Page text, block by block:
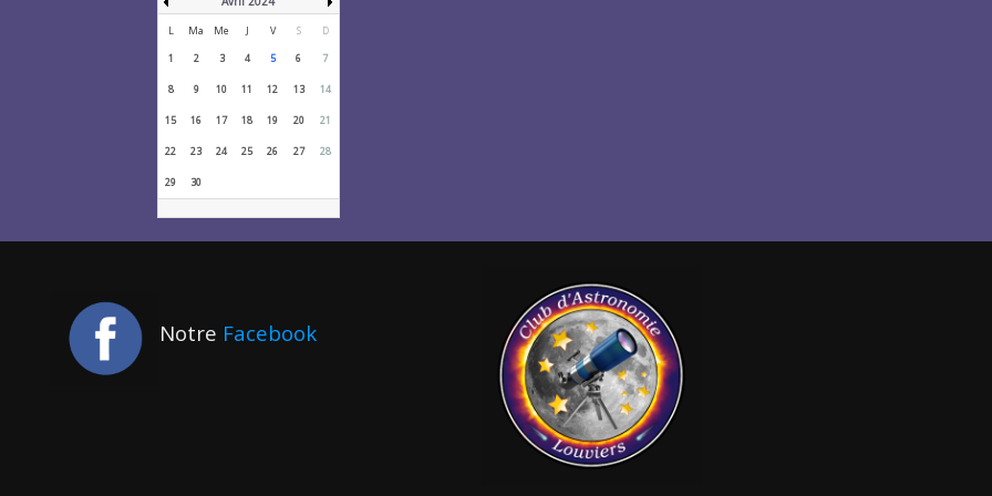
L Ma Me J V S
D
1
2 3 4 5 6 7
8 9 10 11 12 13 14
15 16 17 18 19 20 21
22 23 24 25 26 27 28
29 30
Notre Facebook